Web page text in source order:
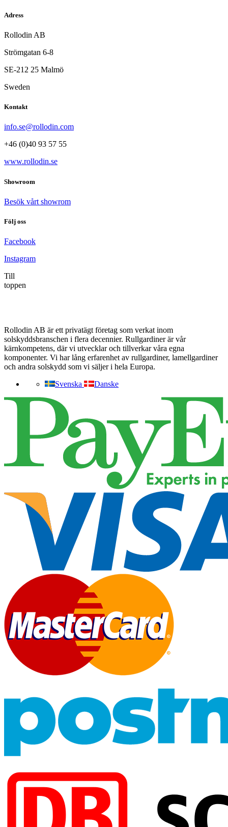
Adress
Rollodin AB
Strömgatan 6-8
SE-212 25 Malmö
Sweden
Kontakt
info.se@rollodin.com
+46 (0)40 93 57 55
www.rollodin.se
Showroom
Besök vårt showrom
Följ oss
Facebook
Instagram
Till
toppen
Rollodin AB är ett privatägt företag som verkat inom
solskyddsbranschen i flera decennier. Rullgardiner är vår
kärnkompetens, där vi utvecklar och tillverkar våra egna
komponenter. Vi har lång erfarenhet av rullgardiner, lamellgardiner
och andra solskydd som vi säljer i hela Europa.
Svenska
Danske